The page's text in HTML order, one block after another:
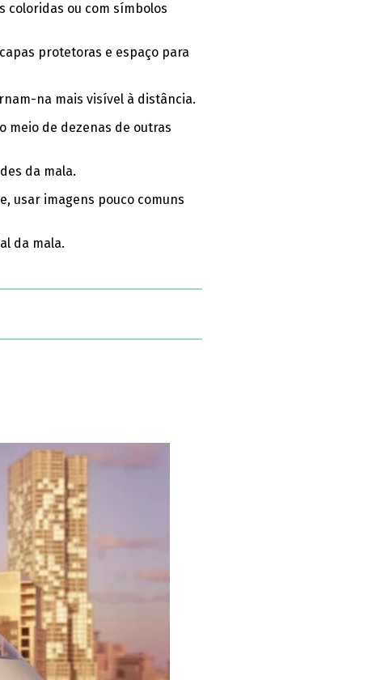
coloridas ou com símbolos
protetoras e espaço para
na mais visível à distância.
meio de dezenas de outras
da mala.
usar imagens pouco comuns
da mala.